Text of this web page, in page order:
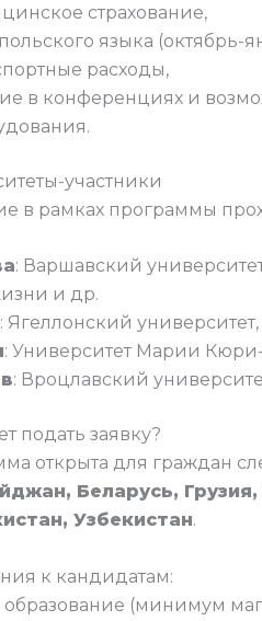
страхование,
языка (октябрь-
расходы,
в конференциях и
участники
в рамках программы
: Варшавский
и др.
: Ягеллонский
: Университет Марии
: Вроцлавский
подать заявку?
открыта для граждан
Беларусь,
Узбекистан.
к кандидатам:
(минимум